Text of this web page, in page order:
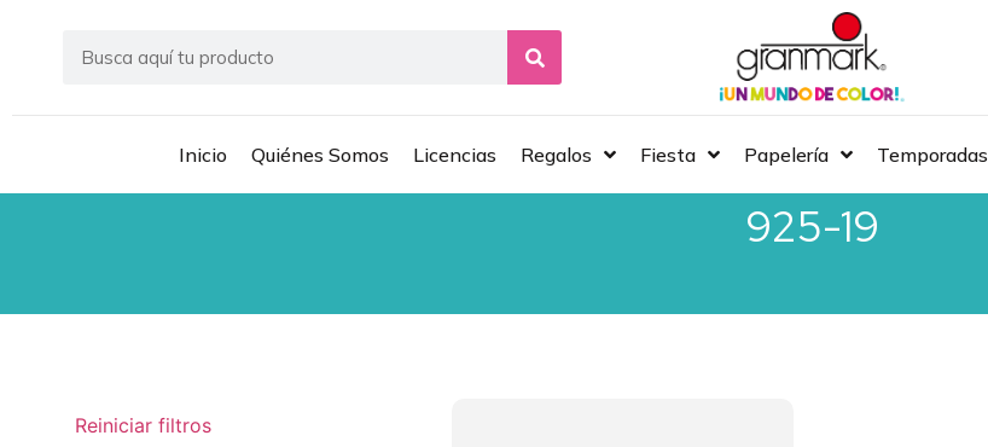
Inicio Quiénes Somos Licencias Regalos Fiesta Papelería Temporadas
925-19
Reiniciar filtros